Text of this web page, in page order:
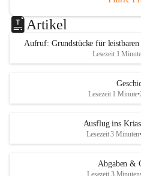
Artikel
Aufruf: Grundstücke für
Lesezeit 1 Minute
Lesezeit 1 Minute•
Ausflug ins
Lesezeit 3 Minuten
Abgaben &
Lesezeit 3 Minuten